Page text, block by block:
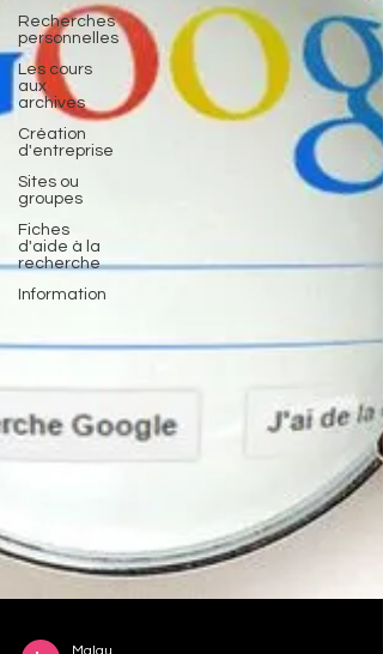
Recherches
personnelles
Les cours
aux
archives
Création
d'entreprise
Sites ou
groupes
Fiches
d'aide à la
recherche
Information